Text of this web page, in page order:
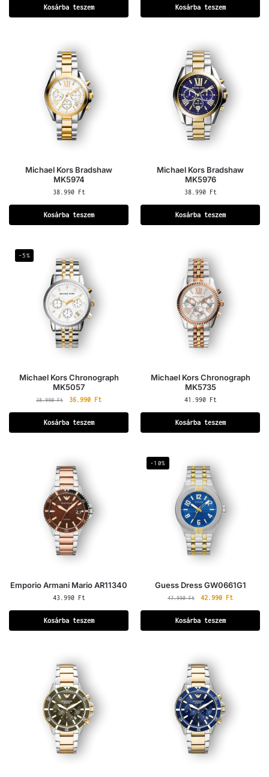
Kosárba teszem Kosárba teszem
Michael Kors Bradshaw
MK5974
38.990 Ft
Kosárba teszem
Michael Kors Bradshaw
MK5976
38.990 Ft
Kosárba teszem
-5%
Michael Kors Chronograph
MK5057
38.990Ft 36.990 Ft
Kosárba teszem
Michael Kors Chronograph
MK5735
41.990 Ft
Kosárba teszem
Emporio Armani Mario AR11340
43.990 Ft
Kosárba teszem
-10%
Guess Dress GW0661G1
47.990Ft 42.990 Ft
Kosárba teszem